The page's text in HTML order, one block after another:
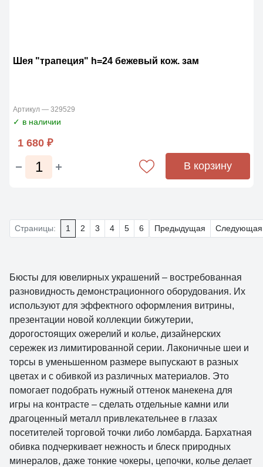
Шея "трапеция" h=24 бежевый кож. зам
Артикул — 329529
✓ в наличии
1 680 ₽
В корзину
Страницы: 1 2 3 4 5 6 Предыдущая Следующая
Бюсты для ювелирных украшений – востребованная
разновидность демонстрационного оборудования. Их
используют для эффектного оформления витрины,
презентации новой коллекции бижутерии,
дорогостоящих ожерелий и колье, дизайнерских
сережек из лимитированной серии. Лаконичные шеи и
торсы в уменьшенном размере выпускают в разных
цветах и с обивкой из различных материалов. Это
помогает подобрать нужный оттенок манекена для
игры на контрасте – сделать отдельные камни или
драгоценный металл привлекательнее в глазах
посетителей торговой точки либо ломбарда. Бархатная
обивка подчеркивает нежность и блеск природных
минералов, даже тонкие чокеры, цепочки, колье делает